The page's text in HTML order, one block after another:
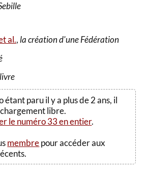
al., la création d'une Fédération
étant paru il y a plus de 2 ans, il
libre.
le numéro 33 en entier.
membrepour accéder aux